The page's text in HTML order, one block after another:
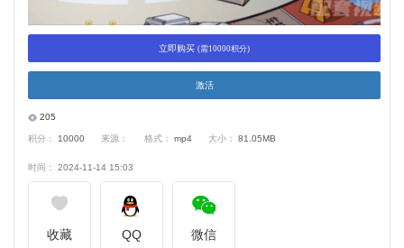
a
y
V
i
d
e
立即购买 (需10000积分)
激活
205
积分： 10000 来源： 格式： mp4 大小： 81.05MB
时间： 2024-11-14 15:03
收藏 QQ 微信